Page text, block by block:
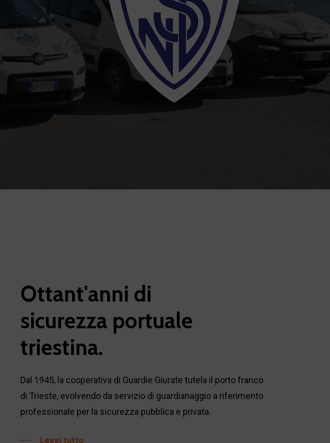
Ottant'anni di
sicurezza portuale
triestina.
Dal 1945, la cooperativa di Guardie Giurate tutela il porto franco
di Trieste, evolvendo da servizio di guardianaggio a riferimento
professionale per la sicurezza pubblica e privata.
Leggi tutto